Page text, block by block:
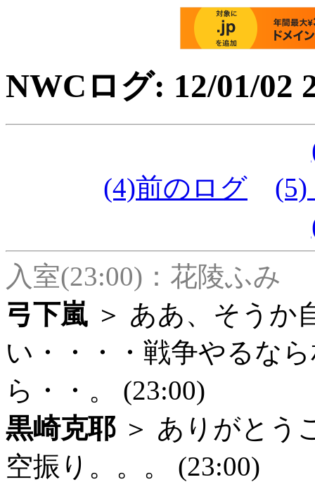
NWCログ: 12/01/02
(4)前のログ
(5)
入室(23:00)：花陵ふみ
弓下嵐 ＞ ああ、そうか
い・・・・戦争やるな
ら・・。 (23:00)
黒崎克耶＞ ありがとう
空振り。。。 (23:00)